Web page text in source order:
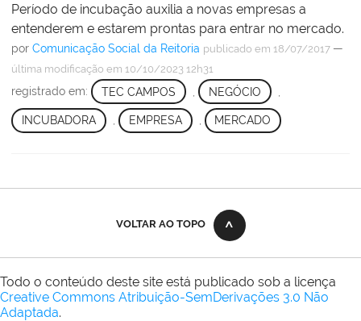
Período de incubação auxilia a novas empresas a
entenderem e estarem prontas para entrar no mercado.
por Comunicação Social da Reitoria publicado em 18/07/2017 —
última modificação em 10/10/2023 12h31
registrado em: TEC CAMPOS NEGÓCIO
INCUBADORA , EMPRESA , MERCADO
VOLTAR AO TOPO
Todo o conteúdo deste site está publicado sob a licença
Creative Commons Atribuição-SemDerivações 3.0 Não
Adaptada.